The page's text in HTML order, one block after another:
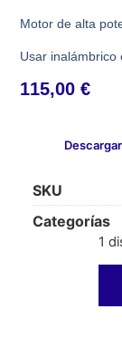
Motor de alta
Usar inalámbrico
115,00€
SKU
Categorías
1